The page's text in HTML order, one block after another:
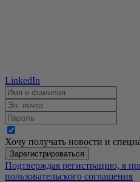
LinkedIn
Хочу получать новости и
Зарегистрироваться
Подтверждая регистрацию, я
пользовательского соглашения